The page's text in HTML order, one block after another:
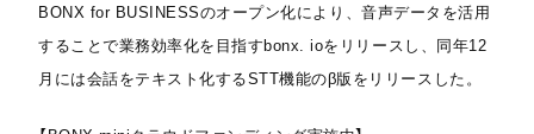
BONX for BUSINESSのオープン化により、音声データを活用
することで業務効率化を目指すbonx. ioをリリースし、同年12
月には会話をテキスト化するSTT機能のβ版をリリースした。